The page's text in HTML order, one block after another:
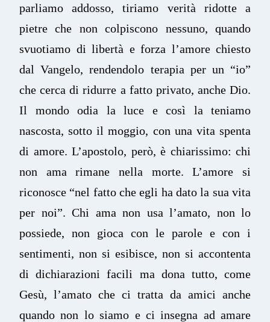
parliamo addosso, tiriamo verità ridotte a
pietre che non colpiscono nessuno, quando
svuotiamo di libertà e forza l’amore chiesto
dal Vangelo, rendendolo terapia per un “io”
che cerca di ridurre a fatto privato, anche Dio.
Il mondo odia la luce e così la teniamo
nascosta, sotto il moggio, con una vita spenta
di amore. L’apostolo, però, è chiarissimo: chi
non ama rimane nella morte. L’amore si
riconosce “nel fatto che egli ha dato la sua vita
per noi”. Chi ama non usa l’amato, non lo
possiede, non gioca con le parole e con i
sentimenti, non si esibisce, non si accontenta
di dichiarazioni facili ma dona tutto, come
Gesù, l’amato che ci tratta da amici anche
quando non lo siamo e ci insegna ad amare